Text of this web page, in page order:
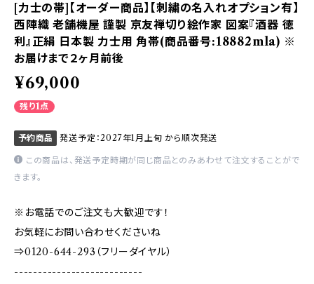
[力士の帯]【オーダー商品】【刺繍の名入れオプション有】
西陣織 老舗機屋 謹製 京友禅切り絵作家 図案『酒器 徳
利』正絹 日本製 力士用 角帯(商品番号:18882mla) ※
お届けまで２ヶ月前後
¥69,000
残り1点
予約商品 発送予定：2027年1月上旬 から順次発送
この商品は、発送予定時期が同じ商品とのみあわせて注文することがで
きます。
※お電話でのご注文も大歓迎です！
お気軽にお問い合わせくださいね
⇒0120-644-293（フリーダイヤル）
---------------------------